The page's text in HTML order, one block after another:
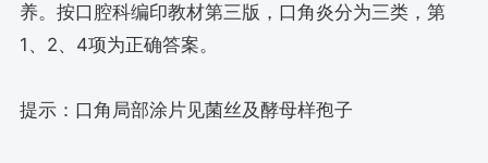
养。按口腔科编印教材第三版，口角炎分为三类，第
1、2、4项为正确答案。
提示：口角局部涂片见菌丝及酵母样孢子